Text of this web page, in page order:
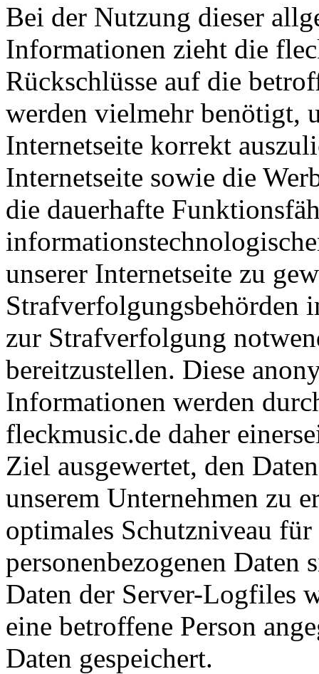
Bei der Nutzung dieser
Informationen zieht die
Rückschlüsse auf die
werden vielmehr benötigt,
Internetseite korrekt
Internetseite sowie die
die dauerhafte
unserer Internetseite zu
Strafverfolgungsbehörden
zur Strafverfolgung
bereitzustellen. Diese
Informationen werden
fleckmusic.de daher
Ziel ausgewertet, den
unserem Unternehmen zu
optimales Schutzniveau
personenbezogenen Daten
Daten der Server-Logfiles
eine betroffene Person
Daten gespeichert.